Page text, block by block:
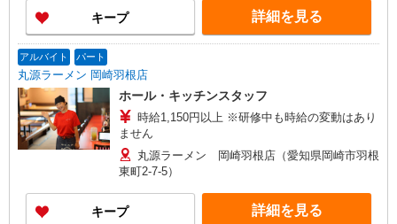
キープ 詳細を見る
アルバイト パート
丸源ラーメン 岡崎羽根店
ホール・キッチンスタッフ
時給1,150円以上 ※研修中も時給の変動はあり
ません
丸源ラーメン 岡崎羽根店（愛知県岡崎市羽根
東町2-7-5）
キープ 詳細を見る